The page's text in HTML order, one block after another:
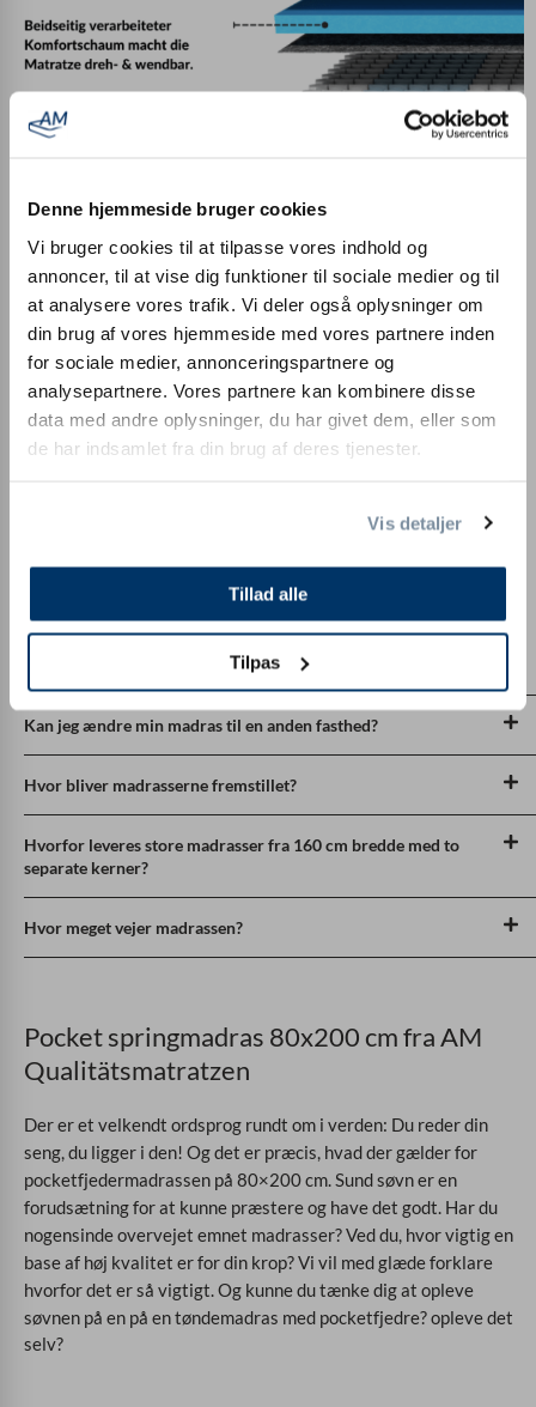
Denne hjemmeside bruger cookies
Vi bruger cookies til at tilpasse vores indhold og
annoncer, til at vise dig funktioner til sociale medier og til
at analysere vores trafik. Vi deler også oplysninger om
din brug af vores hjemmeside med vores partnere inden
for sociale medier, annonceringspartnere og
analysepartnere. Vores partnere kan kombinere disse
data med andre oplysninger, du har givet dem, eller som
de har indsamlet fra din brug af deres tjenester.
Vis detaljer
Tillad alle
Tilpas
Forsendelse og returnering som en del af prøvesøvnen
100 nætters prøvesøvn- Hvis du ikke er tilfreds, henter vi
madrassen gratis. Med fuld refusion af købsprisen, naturligvis.
Ingen hvis og men!
Ofte stillede spørgsmål
Hvilken hårdhedsgrad skal jeg vælge?
Kan jeg ændre min madras til en anden fasthed?
Hvor bliver madrasserne fremstillet?
Hvorfor leveres store madrasser fra 160 cm bredde med to
separate kerner?
Hvor meget vejer madrassen?
Pocket springmadras 80x200 cm fra AM
Qualitätsmatratzen
Der er et velkendt ordsprog rundt om i verden: Du reder din
seng, du ligger i den! Og det er præcis, hvad der gælder for
pocketfjedermadrassen på 80×200 cm. Sund søvn er en
forudsætning for at kunne præstere og have det godt. Har du
nogensinde overvejet emnet madrasser? Ved du, hvor vigtig en
base af høj kvalitet er for din krop?Vi vil med glæde forklare
hvorfor det er så vigtigt. Og kunne du tænke dig at opleve
søvnen på en på en tøndemadras med pocketfjedre? opleve det
selv?